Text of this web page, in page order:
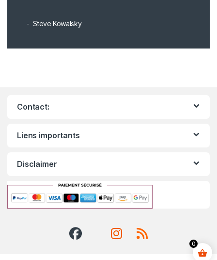
Steve Kowalsky
Contact:
Liens importants
Disclaimer
0